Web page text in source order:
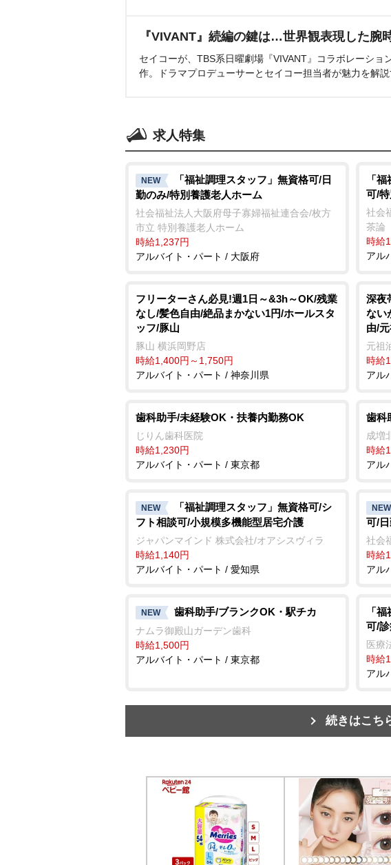
『VIVANT』続編の鍵は…世界観表現した腕
セイコーが、TBS系日曜劇場『VIVANT』コラボレーショ
作。ドラマプロデューサーとセイコー担当者が魅力を解説
求人特集
NEW
「福祉調理スタッフ」無資格可/日
勤のみ/特別養護老人ホーム
社会福祉法人大阪府母子寡婦福祉連合会/枚方
市立 特別養護老人ホーム
時給1,237円
アルバイト・パート / 大阪府
「
可/
社会
茶論
時給
アル
フリーターさん必見!週1日～&3h～OK/残業
なし/髪色自由/絶品まかない1円/ホールスタ
ッフ/豚山
豚山 横浜岡野店
時給1,400円～1,750円
アルバイト・パート / 神奈川県
深夜
ない
由/
元祖
時給
アル
歯科助手/未経験OK・扶養内勤務OK
じりん歯科医院
時給1,230円
アルバイト・パート / 東京都
歯科
成増
時給
アル
NEW
「福祉調理スタッフ」無資格可/シ
フト相談可/小規模多機能型居宅介護
ジャパンマインド 株式会社/オアシスヴィラ
時給1,140円
アルバイト・パート / 愛知県
NEW
可/
社会
時給
アル
NEW 歯科助手/ブランクOK・駅チカ
ナムラ御殿山ガーデン歯科
時給1,500円
アルバイト・パート / 東京都
「
可/
医療
時給
アル
続きはこち